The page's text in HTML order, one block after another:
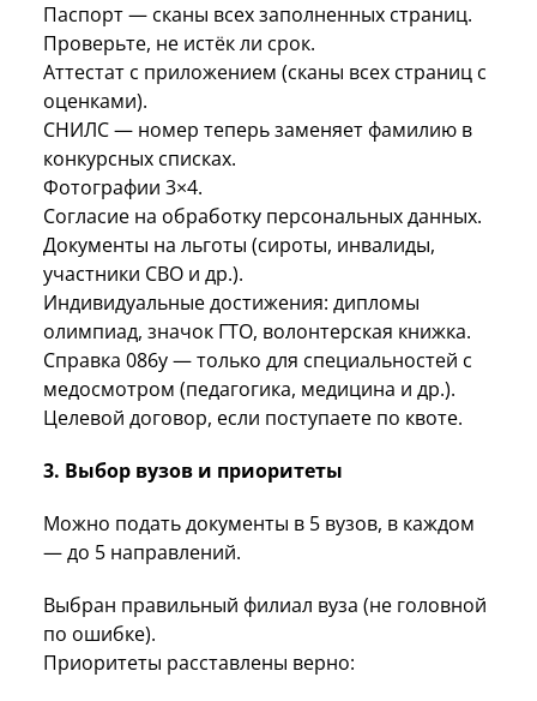
Паспорт — сканы всех заполненных страниц.
Проверьте, не истёк ли срок.
Аттестат с приложением (сканы всех страниц с
оценками).
СНИЛС — номер теперь заменяет фамилию в
конкурсных списках.
Фотографии 3×4.
Согласие на обработку персональных данных.
Документы на льготы (сироты, инвалиды,
участники СВО и др.).
Индивидуальные достижения: дипломы
олимпиад, значок ГТО, волонтерская книжка.
Справка 086у — только для специальностей с
медосмотром (педагогика, медицина и др.).
Целевой договор, если поступаете по квоте.
3. Выбор вузов и приоритеты
Можно подать документы в 5 вузов, в каждом
— до 5 направлений.
Выбран правильный филиал вуза (не головной
по ошибке).
Приоритеты расставлены верно: